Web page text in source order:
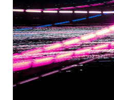
mit
Licht
und
Schatten